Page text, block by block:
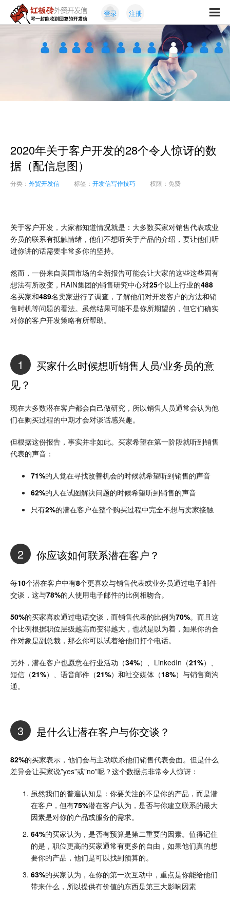
红
信
回
发
信
登录 注册
2020年关于客户开发的28个令人惊讶的数
据（配信息图）
分类： 外贸开发信 标签： 开发信写作技巧 权限：免费
关于客户开发，大家都知道情况就是：大多数买家对销售代表或业
务员的联系有抵触情绪，他们不想听关于产品的介绍，要让他们听
进你讲的话需要非常多你的坚持。
然而，一份来自美国市场的全新报告可能会让大家的这些这些固有
想法有所改变，RAIN集团的销售研究中心对25个以上行业的488
名买家和489名卖家进行了调查，了解他们对开发客户的方法和销
售时机等问题的看法。虽然结果可能不是你所期望的，但它们确实
对你的客户开发策略有所帮助。
1
买家什么时候想听销售人员/业务员的意
见？
现在大多数潜在客户都会自己做研究，所以销售人员通常会认为他
们在购买过程的中期才会对谈话感兴趣。
但根据这份报告，事实并非如此。买家希望在第一阶段就听到销售
代表的声音：
71%的人觉在寻找改善机会的时候就希望听到销售的声音
62%的人在试图解决问题的时候希望听到销售的声音
只有2%的潜在客户在整个购买过程中完全不想与卖家接触
2 你应该如何联系潜在客户？
每10个潜在客户中有8个更喜欢与销售代表或业务员通过电子邮件
交谈，这与78%的人使用电子邮件的比例相吻合。
50%的买家喜欢通过电话交谈，而销售代表的比例为70%。而且这
个比例根据职位层级越高而变得越大，也就是以为着，如果你的合
作对象是副总裁，那么你可以试着给他们打个电话。
另外，潜在客户也愿意在行业活动（34%）、LinkedIn（21%）、
短信（21%）、语音邮件（21%）和社交媒体（18%）与销售商沟
通。
3 是什么让潜在客户与你交谈？
82%的买家表示，他们会与主动联系他们销售代表会面。但是什么
差异会让买家说”yes”或”no”呢？这个数据点非常令人惊讶：
虽然我们的普遍认知是：你要关注的不是你的产品，而是潜
在客户，但有75%潜在客户认为，是否与你建立联系的最大
因素是对你的产品或服务的需求。
64%的买家认为，是否有预算是第二重要的因素。值得记住
的是，职位更高的买家通常有更多的自由，如果他们真的想
要你的产品，他们是可以找到预算的。
63%的买家认为，在你的第一次互动中，重点是你能给他们
带来什么，所以提供有价值的东西是第三大影响因素